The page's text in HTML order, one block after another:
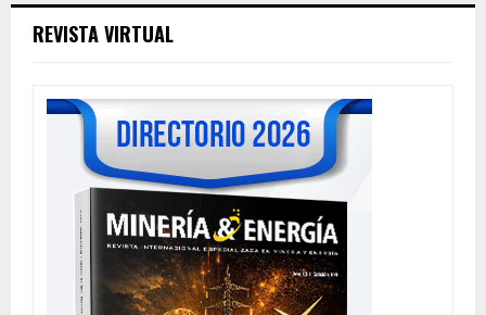
REVISTA VIRTUAL